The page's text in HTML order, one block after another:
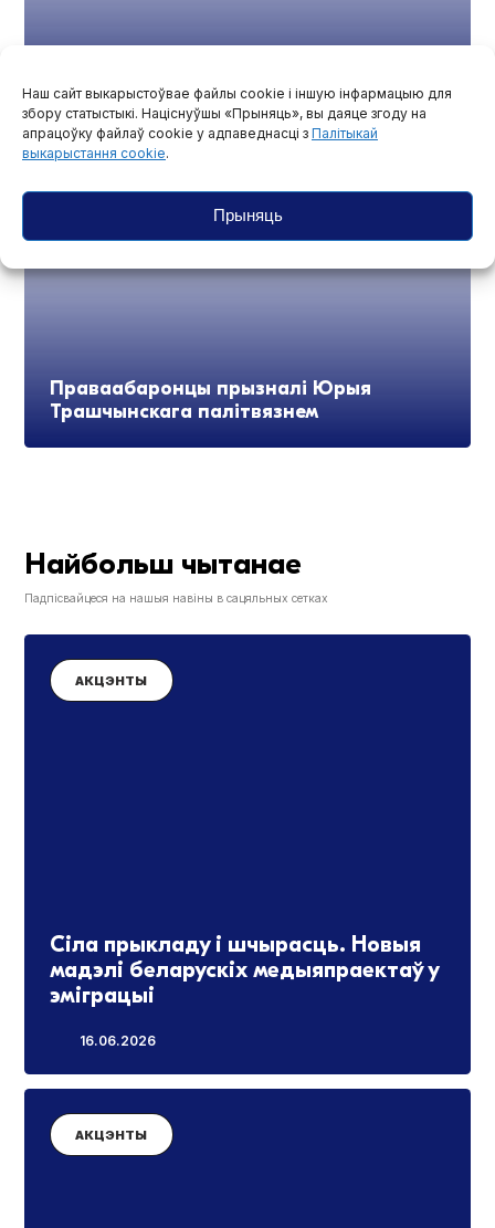
Наш сайт выкарыстоўвае файлы cookie і іншую інфармацыю для
збору статыстыкі. Націснуўшы «Прыняць», вы даяце згоду на
апрацоўку файлаў cookie у адпаведнасці з Палітыкай
выкарыстання cookie.
Прыняць
пераслед беларускіх журналістаў, які
цягнецца ўжо шэсць гадоў
Праваабаронцы прызналі Юрыя
Трашчынскага палітвязнем
Найбольш чытанае
Падпісвайцеся на нашыя навіны в сацяльных сетках
АКЦЭНТЫ
Сіла прыкладу і шчырасць. Новыя
мадэлі беларускіх медыяпраектаў у
эміграцыі
16.06.2026
АКЦЭНТЫ